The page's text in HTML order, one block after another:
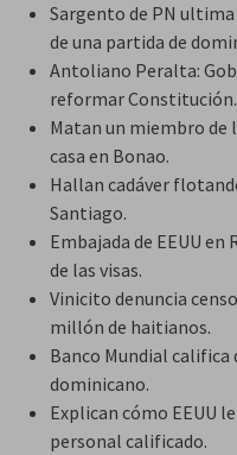
Sargento de PN
de una partida de
Antoliano Peralta:
reformar Constitución.
Matan un miembro de
casa en Bonao.
Hallan cadáver
Santiago.
Embajada de EEUU
de las visas.
Vinicito denuncia
millón de haitianos.
Banco Mundial
dominicano.
Explican cómo EEUU
personal calificado.